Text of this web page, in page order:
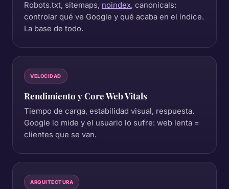
Robots.txt, sitemaps, noindex, canonicals:
controlar qué ve Google y qué acaba en el índice.
La base de todo.
VELOCIDAD
Rendimiento y Core Web Vitals
Tiempo de carga, estabilidad visual, respuesta.
Google lo mide y el usuario lo sufre: web lenta =
clientes que se van.
ARQUITECTURA